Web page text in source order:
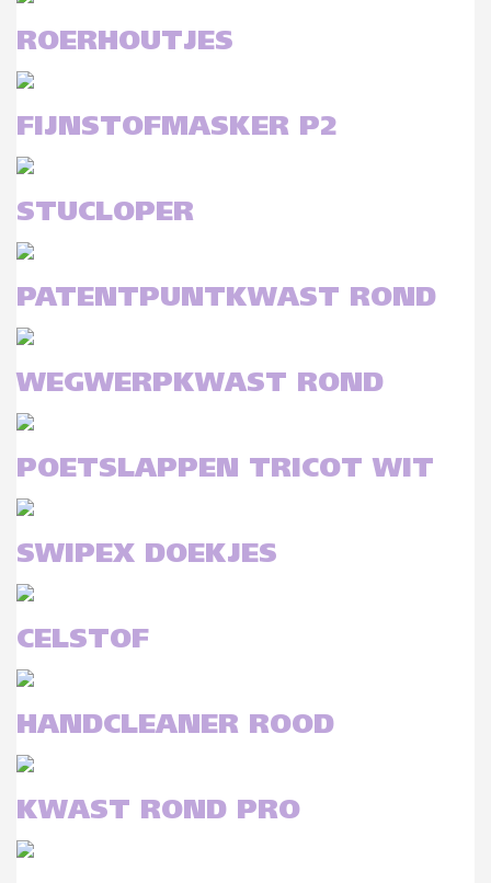
ROERHOUTJES
FIJNSTOFMASKER P2
STUCLOPER
PATENTPUNTKWAST ROND
WEGWERPKWAST ROND
POETSLAPPEN TRICOT WIT
SWIPEX DOEKJES
CELSTOF
HANDCLEANER ROOD
KWAST ROND PRO